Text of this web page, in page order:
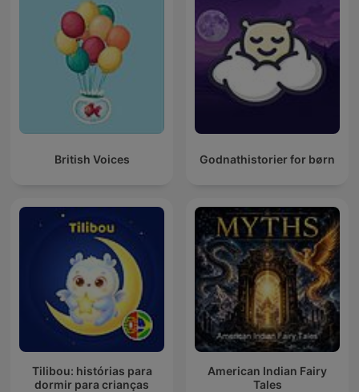
British Voices Godnathistorier for børn
Tilibou: histórias para
dormir para crianças
American Indian Fairy
Tales